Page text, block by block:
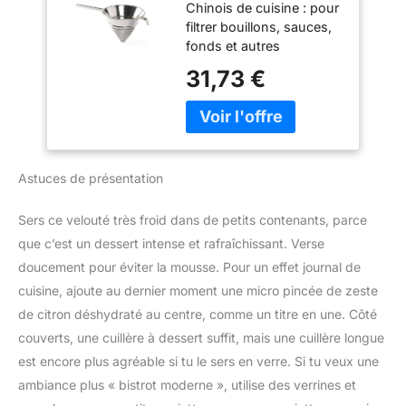
réparateurs dans le
monde, pour contribuer
à la protection de
réduction des déchets
FACILE À NETTOYER :
Pièces amovibles
DANS LA BOÎTE : Pied
mixeur Moulinex
800 ml
fabriqué en fer blanc, un
matériau traditionnel,
robuste et sain,
recyclable indéfiniment.
Gobel travaille un acier
de 5/10ème et une
couche d'étain
exceptionnellement
est doté d'un cône de
toile fine en inox 304,
tissée avec une
ouverture de 0,45 x 0,45
mm. La toile est fixée au
corps par un double
sertissage pour une
robustesse extrême.
RENFORT ET CROCHET
⌀205x(H)170mm,
longueur du
manche 230mm,
acier inoxydable
Chinois de cuisine : pour
filtrer bouillons, sauces,
fonds et autres
Maille fine : permet de
retenir les particules et
impuretés pour un
petites quantités
Utilisation pratique :
manche et d’un crochet
de support pour un
positionnement sur les
récipients Détails
techniques : compatible
lave-vaisselle, épaisseur
du matériau 0,8 mm,
31,73 €
Astuces de présentation
Sers ce velouté très froid dans de petits contenants, parce
que c’est un dessert intense et rafraîchissant. Verse
doucement pour éviter la mousse. Pour un effet journal de
cuisine, ajoute au dernier moment une micro pincée de zeste
de citron déshydraté au centre, comme un titre en une. Côté
couverts, une cuillère à dessert suffit, mais une cuillère longue
est encore plus agréable si tu le sers en verre. Si tu veux une
ambiance plus « bistrot moderne », utilise des verrines et